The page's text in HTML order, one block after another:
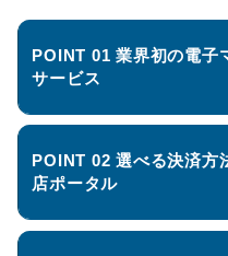
POINT 01 業界初の電子マネーに対応したマルチ決済
サービス
POINT 02 選べる決済方法と集計・分析ができる加盟
店ポータル